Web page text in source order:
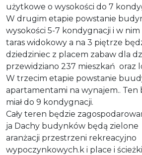
użytkowe o wysokości do 7
W drugim etapie powstanie
wysokości 5-7 kondygnacji i w
taras widokowy a na 3 piętrze
dziedziniec z placem zabaw dla
przewidziano 237 mieszkań oraz
W trzecim etapie powstanie
apartamentami na wynajem..
miał do 9 kondygnacji.
Cały teren będzie
ja Dachy budynków będą zielone
aranżacji przestrzeni rekreacyjno
wypoczynkowych.k i place i